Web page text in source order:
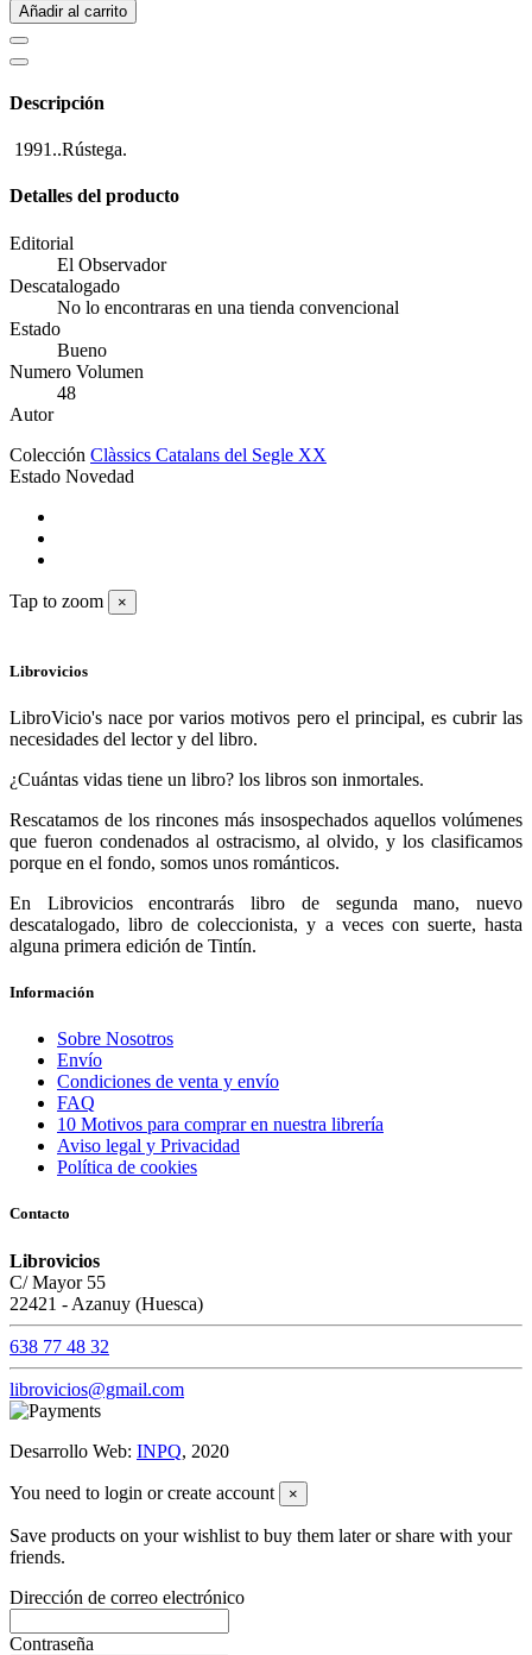
Añadir al carrito
Descripción
1991..Rústega.
Detalles del producto
Editorial
El Observador
Descatalogado
No lo encontraras en una tienda convencional
Estado
Bueno
Numero Volumen
48
Autor
Colección Clàssics Catalans del Segle XX
Estado Novedad
Tap to zoom ×
Librovicios
LibroVicio's nace por varios motivos pero el principal, es cubrir las
necesidades del lector y del libro.
¿Cuántas vidas tiene un libro? los libros son inmortales.
Rescatamos de los rincones más insospechados aquellos volúmenes
que fueron condenados al ostracismo, al olvido, y los clasificamos
porque en el fondo, somos unos románticos.
En Librovicios encontrarás libro de segunda mano, nuevo
descatalogado, libro de coleccionista, y a veces con suerte, hasta
alguna primera edición de Tintín.
Información
Sobre Nosotros
Envío
Condiciones de venta y envío
FAQ
10 Motivos para comprar en nuestra librería
Aviso legal y Privacidad
Política de cookies
Contacto
Librovicios
C/ Mayor 55
22421 - Azanuy (Huesca)
638 77 48 32
librovicios@gmail.com
Desarrollo Web: INPQ, 2020
You need to login or create account ×
Save products on your wishlist to buy them later or share with your
friends.
Dirección de correo electrónico
Contraseña